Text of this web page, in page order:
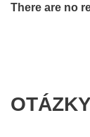
There are no